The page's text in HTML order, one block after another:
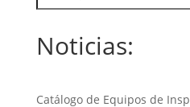
Noticias:
Catálogo de Equipos de